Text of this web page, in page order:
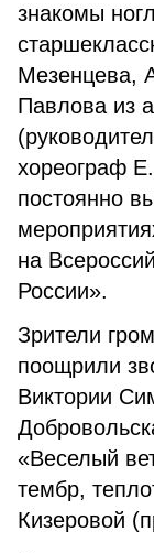
знакомы
Мезенцева,
Павлова из
хореограф
постоянно
на
России».
Зрители
поощрили
Виктории
«Веселый
тембр,
Кизеровой